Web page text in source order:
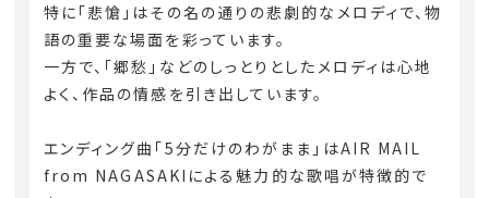
特に「悲愴」はその名の通りの悲劇的なメロディで、物
語の重要な場面を彩っています。
一方で、「郷愁」などのしっとりとしたメロディは心地
よく、作品の情感を引き出しています。
エンディング曲「5分だけのわがまま」はAIR MAIL
from NAGASAKIによる魅力的な歌唱が特徴的で